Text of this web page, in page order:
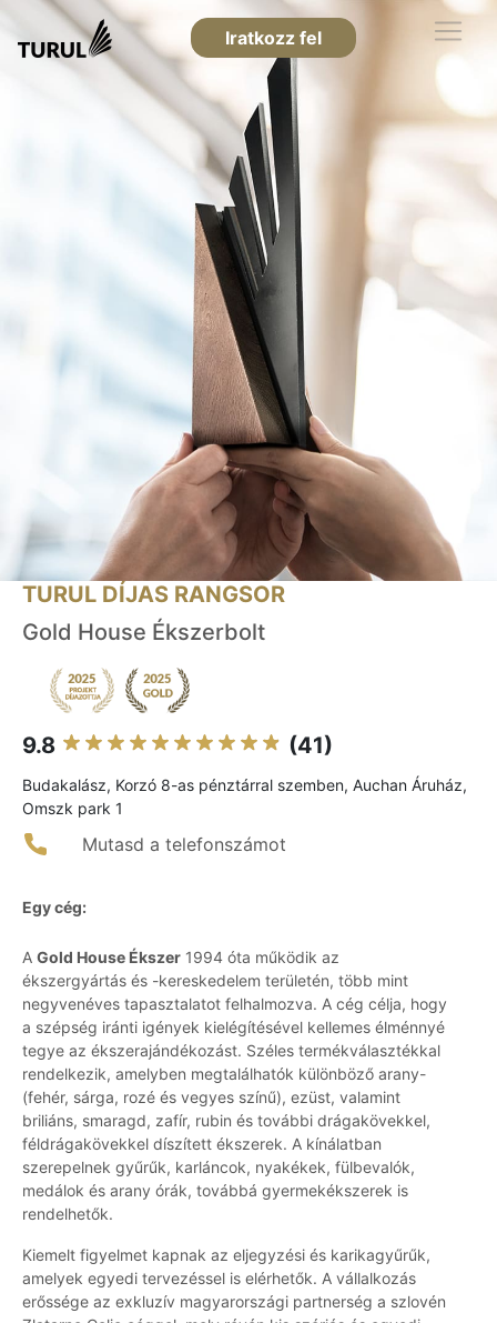
Iratkozz fel
TURUL DÍJAS RANGSOR
Gold House Ékszerbolt
9.8 (41)
Budakalász, Korzó 8-as pénztárral szemben, Auchan Áruház,
Omszk park 1
Mutasd a telefonszámot
Egy cég:
A Gold House Ékszer 1994 óta működik az
ékszergyártás és -kereskedelem területén, több mint
negyvenéves tapasztalatot felhalmozva. A cég célja, hogy
a szépség iránti igények kielégítésével kellemes élménnyé
tegye az ékszerajándékozást. Széles termékválasztékkal
rendelkezik, amelyben megtalálhatók különböző arany-
(fehér, sárga, rozé és vegyes színű), ezüst, valamint
briliáns, smaragd, zafír, rubin és további drágakövekkel,
féldrágakövekkel díszített ékszerek. A kínálatban
szerepelnek gyűrűk, karláncok, nyakékek, fülbevalók,
medálok és arany órák, továbbá gyermekékszerek is
rendelhetők.
Kiemelt figyelmet kapnak az eljegyzési és karikagyűrűk,
amelyek egyedi tervezéssel is elérhetők. A vállalkozás
erőssége az exkluzív magyarországi partnerség a szlovén